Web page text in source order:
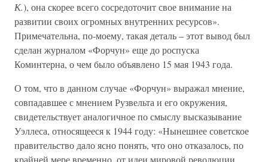
К.), она скорее всего сосредоточит свое внимание на
развитии своих огромных внутренних ресурсов».
Примечательна, по-моему, такая деталь – этот вывод был
сделан журналом «Форчун» еще до роспуска
Коминтерна, о чем было объявлено 15 мая 1943 года.
О том, что в данном случае «Форчун» выражал мнение,
совпадавшее с мнением Рузвельта и его окружения,
свидетельствует аналогичное по смыслу высказывание
Уэллеса, относящееся к 1944 году: «Нынешнее советское
правительство дало ясно понять, что оно отказалось, по
крайней мере временно, от идеи мировой революции…